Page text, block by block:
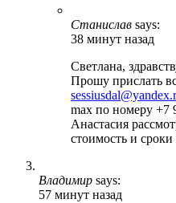
Станислав says:
38 минут назад
Светлана,
Прошу прислать
max по номеру
Анастасия
стоимость и
Владимир says:
57 минут назад